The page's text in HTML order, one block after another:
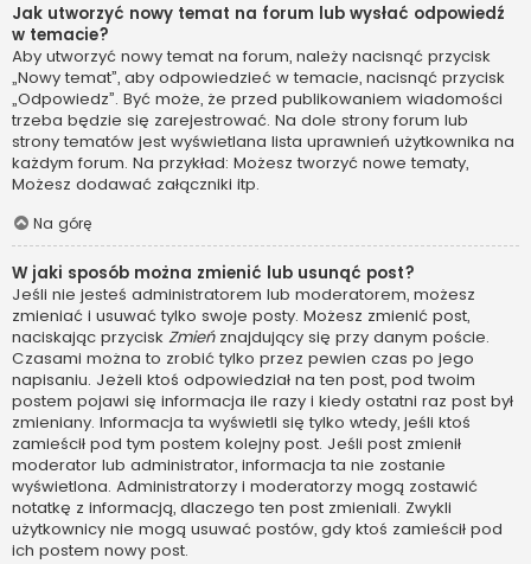
Jak utworzyć nowy temat na forum lub wysłać odpowiedź
w temacie?
Aby utworzyć nowy temat na forum, należy nacisnąć przycisk
„Nowy temat”, aby odpowiedzieć w temacie, nacisnąć przycisk
„Odpowiedz”. Być może, że przed publikowaniem wiadomości
trzeba będzie się zarejestrować. Na dole strony forum lub
strony tematów jest wyświetlana lista uprawnień użytkownika na
każdym forum. Na przykład: Możesz tworzyć nowe tematy,
Możesz dodawać załączniki itp.
Na górę
W jaki sposób można zmienić lub usunąć post?
Jeśli nie jesteś administratorem lub moderatorem, możesz
zmieniać i usuwać tylko swoje posty. Możesz zmienić post,
naciskając przycisk Zmieńznajdujący się przy danym poście.
Czasami można to zrobić tylko przez pewien czas po jego
napisaniu. Jeżeli ktoś odpowiedział na ten post, pod twoim
postem pojawi się informacja ile razy i kiedy ostatni raz post był
zmieniany. Informacja ta wyświetli się tylko wtedy, jeśli ktoś
zamieścił pod tym postem kolejny post. Jeśli post zmienił
moderator lub administrator, informacja ta nie zostanie
wyświetlona. Administratorzy i moderatorzy mogą zostawić
notatkę z informacją, dlaczego ten post zmieniali. Zwykli
użytkownicy nie mogą usuwać postów, gdy ktoś zamieścił pod
ich postem nowy post.